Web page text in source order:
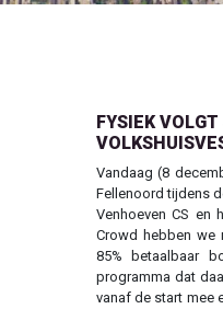
FYSIEK
Vandaag (8
Fellenoord tijdens
Venhoeven CS en
Crowd hebben we
85% betaalbaar
programma dat
vanaf de start mee